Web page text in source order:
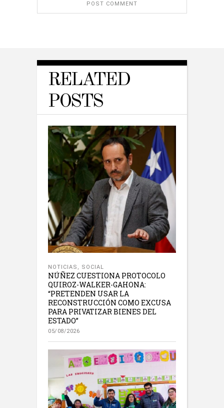
RELATED
POSTS
NOTICIAS , SOCIAL
NÚÑEZ CUESTIONA PROTOCOLO
QUIROZ-WALKER-GAHONA:
“PRETENDEN USAR LA
RECONSTRUCCIÓN COMO EXCUSA
PARA PRIVATIZAR BIENES DEL
ESTADO”
05/08/2026